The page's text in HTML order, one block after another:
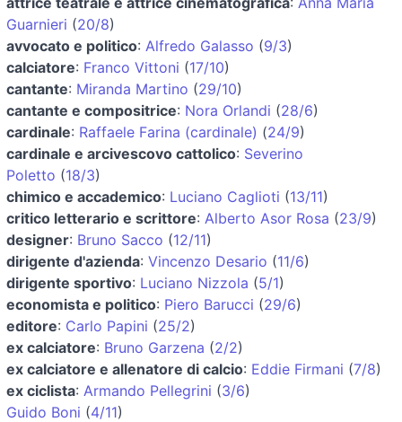
Guarnieri (20/8)
avvocato e politico: Alfredo Galasso (9/3)
calciatore: Franco Vittoni (17/10)
cantante: Miranda Martino (29/10)
cantante e compositrice: Nora Orlandi (28/6)
cardinale: Raffaele Farina (cardinale) (24/9)
cardinale e arcivescovo cattolico: Severino
Poletto (18/3)
chimico e accademico: Luciano Caglioti (13/11)
critico letterario e scrittore: Alberto Asor Rosa (23/9)
designer: Bruno Sacco (12/11)
dirigente d'azienda: Vincenzo Desario (11/6)
dirigente sportivo: Luciano Nizzola (5/1)
economista e politico: Piero Barucci (29/6)
editore: Carlo Papini (25/2)
ex calciatore: Bruno Garzena (2/2)
ex calciatore e allenatore di calcio: Eddie Firmani (7/8)
ex ciclista: Armando Pellegrini (3/6)
Guido Boni (4/11)